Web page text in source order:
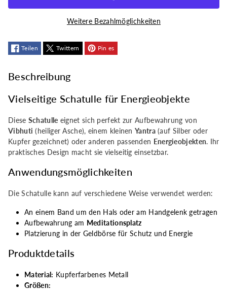
für
für
Asche,
Kumkum,
Yantra
-
kupferfarben
für
für
Asche,
Kumkum,
Yantra
-
kupferfarben
Weitere Bezahlmöglichkeiten
Teilen Twittern Pin es
Beschreibung
Vielseitige Schatulle für Energieobjekte
Diese Schatulle eignet sich perfekt zur Aufbewahrung von
Vibhuti (heiliger Asche), einem kleinenYantra(auf Silber oder
Kupfer gezeichnet) oder anderen passenden Energieobjekten. Ihr
praktisches Design macht sie vielseitig einsetzbar.
Anwendungsmöglichkeiten
Die Schatulle kann auf verschiedene Weise verwendet werden:
An einem Band um den Hals oder am Handgelenk getragen
Aufbewahrung am Meditationsplatz
Platzierung in der Geldbörse für Schutz und Energie
Produktdetails
Material: Kupferfarbenes Metall
Größen: